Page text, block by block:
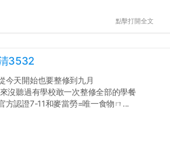
點擊打開全文
3532
今天開始也要整修到九月
沒聽過有學校敢一次整修全部的學餐
方認證7-11和麥當勞=唯一食物ㄇ...